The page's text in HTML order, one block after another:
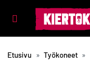
Tuotealueet
Etusivu Työkoneet